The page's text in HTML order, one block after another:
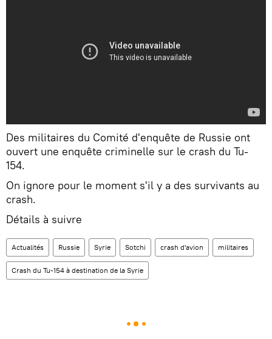
Des militaires du Comité d'enquête de Russie ont
ouvert une enquête criminelle sur le crash du Tu-
154.
On ignore pour le moment s'il y a des survivants au
crash.
Détails à suivre
Actualités Russie Syrie Sotchi crash d'avion militaires
Crash du Tu-154 à destination de la Syrie